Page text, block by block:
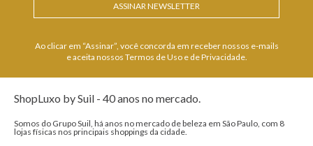
ASSINAR NEWSLETTER
Ao clicar em “Assinar”, você concorda em receber nossos e-mails
e aceita nossos Termos de Uso e de Privacidade.
ShopLuxo by Suil - 40 anos no mercado.
Somos do Grupo Suil, há anos no mercado de beleza em São Paulo, com 8
lojas físicas nos principais shoppings da cidade.